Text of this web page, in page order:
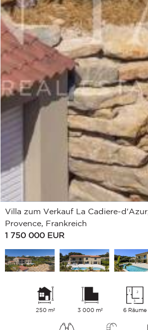
Villa zum Verkauf La Cadiere-d'Azur,
Provence, Frankreich
1 750 000 EUR
250 m² 3 000 m² 6 Räume